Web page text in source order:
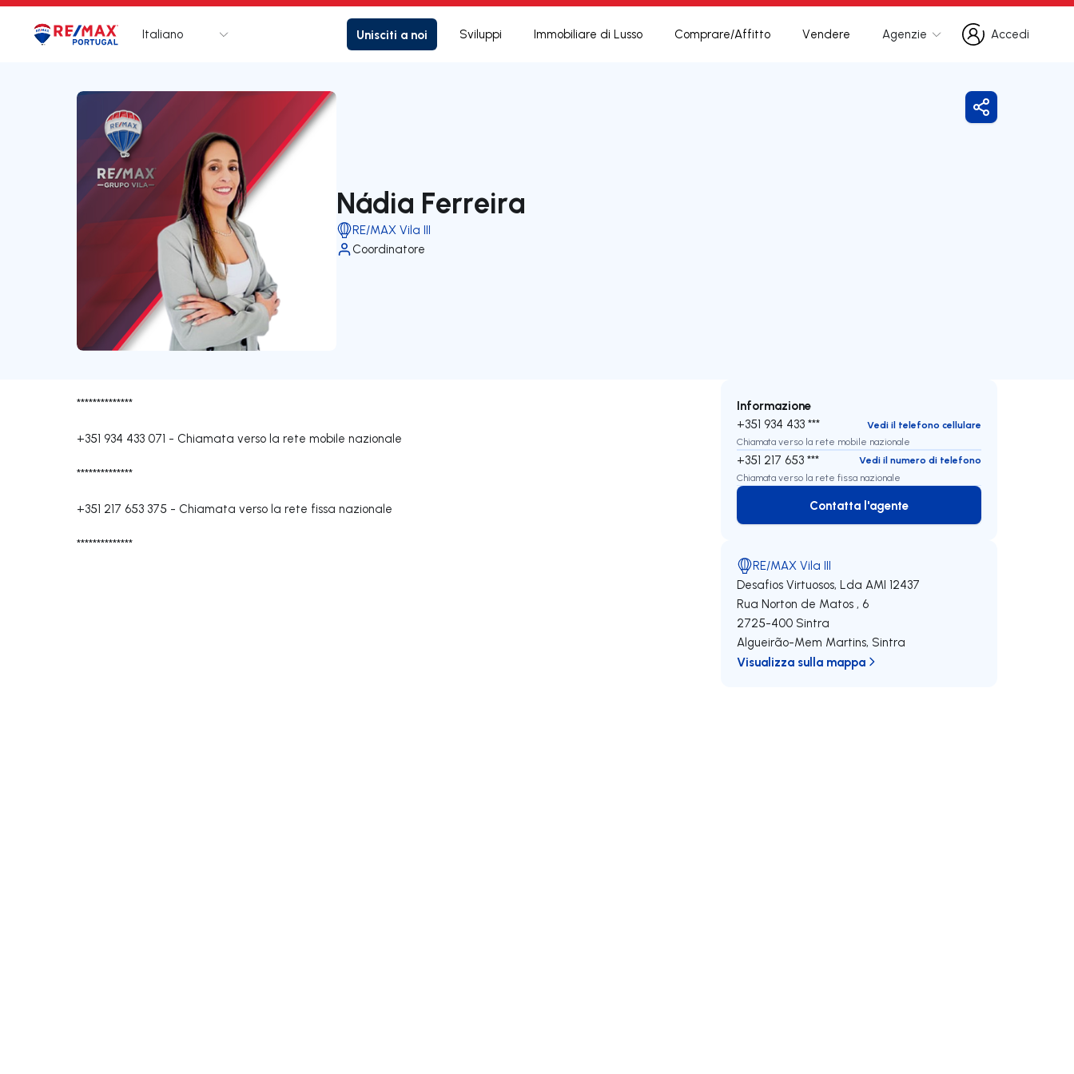
Logo Vai alla homepage
Italiano Unisciti a noi Sviluppi Immobiliare di Lusso Comprare/Affitto Vendere Agenzie
Accedi
Accedi
Nádia Ferreira
RE/MAX Vila III
Coordinatore
Condividi
**************
+351 934 433 071 - Chiamata verso la rete mobile nazionale
**************
+351 217 653 375 - Chiamata verso la rete fissa nazionale
**************
Informazione
+351 934 433 ***
Vedi il telefono cellulare
Chiamata verso la rete mobile nazionale
+351 217 653 ***
Vedi il numero di telefono
Chiamata verso la rete fissa nazionale
Contatta l'agente
Contatta l'agente
RE/MAX Vila III
Desafios Virtuosos, Lda AMI 12437
Rua Norton de Matos , 6
2725-400 Sintra
Algueirão-Mem Martins, Sintra
Visualizza sulla mappa